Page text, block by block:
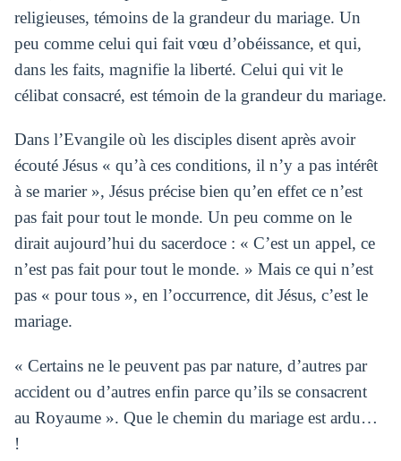
religieuses, témoins de la grandeur du mariage. Un
peu comme celui qui fait vœu d’obéissance, et qui,
dans les faits, magnifie la liberté. Celui qui vit le
célibat consacré, est témoin de la grandeur du mariage.
Dans l’Evangile où les disciples disent après avoir
écouté Jésus « qu’à ces conditions, il n’y a pas intérêt
à se marier », Jésus précise bien qu’en effet ce n’est
pas fait pour tout le monde. Un peu comme on le
dirait aujourd’hui du sacerdoce : « C’est un appel, ce
n’est pas fait pour tout le monde. » Mais ce qui n’est
pas « pour tous », en l’occurrence, dit Jésus, c’est le
mariage.
« Certains ne le peuvent pas par nature, d’autres par
accident ou d’autres enfin parce qu’ils se consacrent
au Royaume ». Que le chemin du mariage est ardu…
!